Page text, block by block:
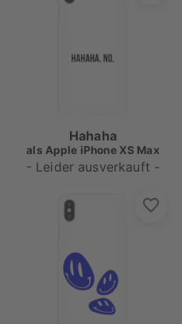
Hahaha
als Apple iPhone XS Max
- Leider ausverkauft -